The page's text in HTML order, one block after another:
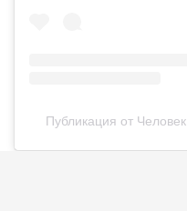
Публикация от